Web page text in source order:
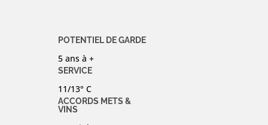
POTENTIEL DE GARDE
5 ans à +
SERVICE
11/13° C
ACCORDS METS &
VINS